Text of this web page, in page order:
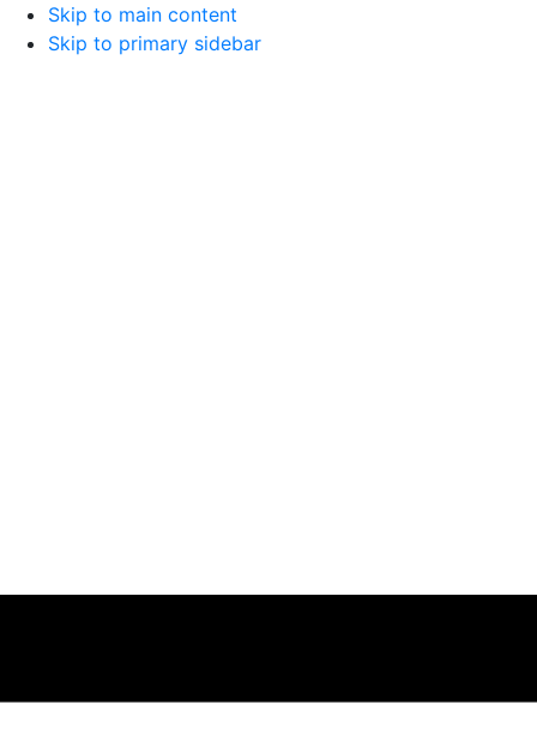
Skip to main content
Skip to primary sidebar